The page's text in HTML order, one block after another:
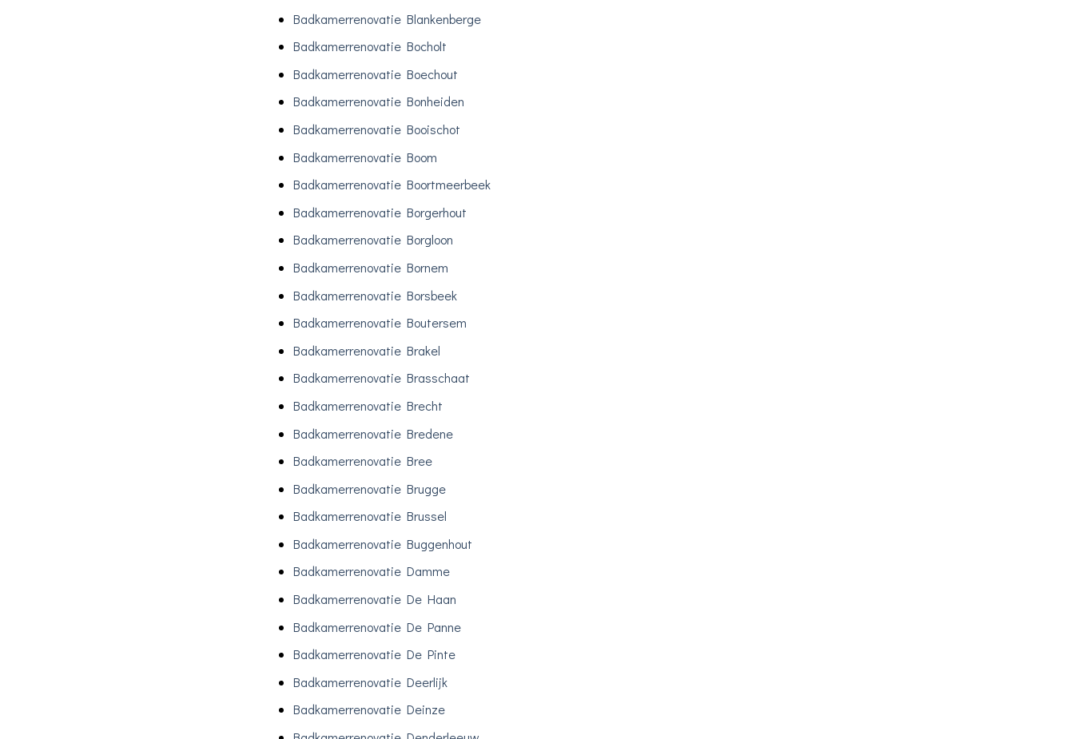
Badkamerrenovatie Blankenberge
Badkamerrenovatie Bocholt
Badkamerrenovatie Boechout
Badkamerrenovatie Bonheiden
Badkamerrenovatie Booischot
Badkamerrenovatie Boom
Badkamerrenovatie Boortmeerbeek
Badkamerrenovatie Borgerhout
Badkamerrenovatie Borgloon
Badkamerrenovatie Bornem
Badkamerrenovatie Borsbeek
Badkamerrenovatie Boutersem
Badkamerrenovatie Brakel
Badkamerrenovatie Brasschaat
Badkamerrenovatie Brecht
Badkamerrenovatie Bredene
Badkamerrenovatie Bree
Badkamerrenovatie Brugge
Badkamerrenovatie Brussel
Badkamerrenovatie Buggenhout
Badkamerrenovatie Damme
Badkamerrenovatie De Haan
Badkamerrenovatie De Panne
Badkamerrenovatie De Pinte
Badkamerrenovatie Deerlijk
Badkamerrenovatie Deinze